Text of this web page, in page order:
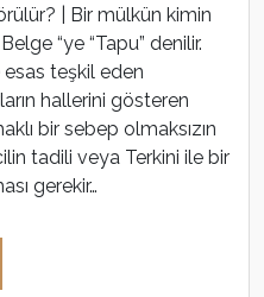
| Bir mülkün kimin
“ye “Tapu” denilir.
esas teşkil eden
hallerini gösteren
bir sebep olmaksızın
tadili veya Terkini ile bir
gerekir…